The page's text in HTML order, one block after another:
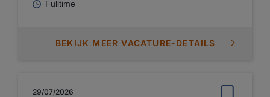
Fulltime
BEKIJK MEER VACATURE-DETAILS
29/07/2026